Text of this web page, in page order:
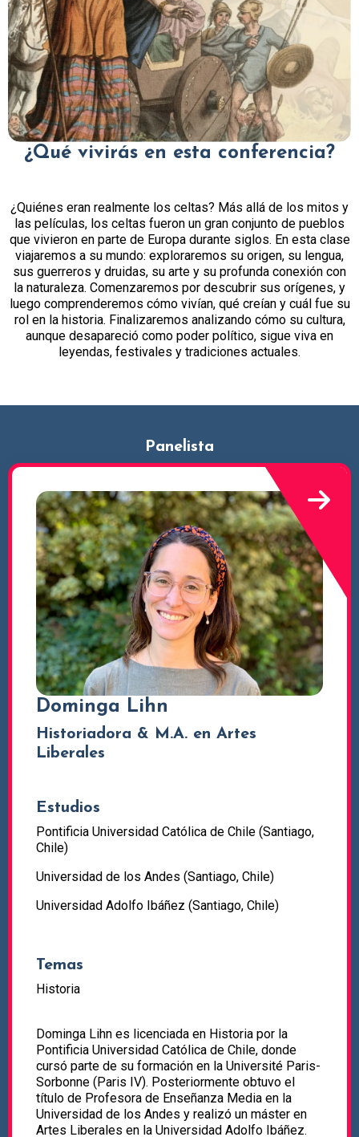
¿Qué vivirás en esta conferencia?
¿Quiénes eran realmente los celtas? Más allá de los mitos y
las películas, los celtas fueron un gran conjunto de pueblos
que vivieron en parte de Europa durante siglos. En esta clase
viajaremos a su mundo: exploraremos su origen, su lengua,
sus guerreros y druidas, su arte y su profunda conexión con
la naturaleza. Comenzaremos por descubrir sus orígenes, y
luego comprenderemos cómo vivían, qué creían y cuál fue su
rol en la historia. Finalizaremos analizando cómo su cultura,
aunque desapareció como poder político, sigue viva en
leyendas, festivales y tradiciones actuales.
Panelista
Dominga Lihn
Historiadora & M.A. en Artes
Liberales
Estudios
Pontificia Universidad Católica de Chile (Santiago,
Chile)
Universidad de los Andes (Santiago, Chile)
Universidad Adolfo Ibáñez (Santiago, Chile)
Temas
Historia
Dominga Lihn es licenciada en Historia por la
Pontificia Universidad Católica de Chile, donde
cursó parte de su formación en la Université Paris-
Sorbonne (Paris IV). Posteriormente obtuvo el
título de Profesora de Enseñanza Media en la
Universidad de los Andes y realizó un máster en
Artes Liberales en la Universidad Adolfo Ibáñez.